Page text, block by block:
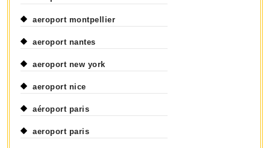
aeroport montpellier
aeroport nantes
aeroport new york
aeroport nice
aéroport paris
aeroport paris